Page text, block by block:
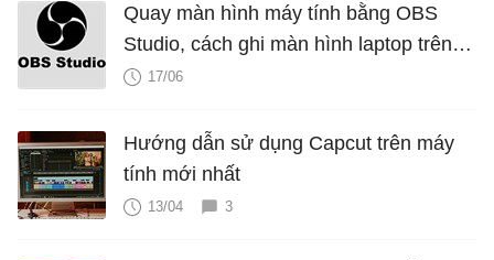
Quay màn hình máy tính bằng OBS
Studio, cách ghi màn hình laptop trên
OBS17/06
Hướng dẫn sử dụng Capcut trên máy
tính mới nhất
13/04 3